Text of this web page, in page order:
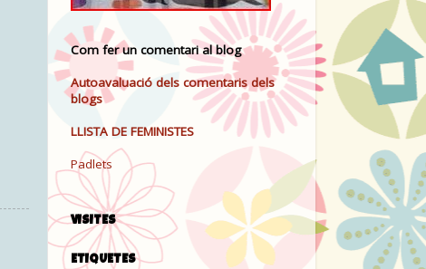
Com fer un comentari al blog
Autoavaluació dels comentaris dels
blogs
LLISTA DE FEMINISTES
Padlets
VISITES
ETIQUETES